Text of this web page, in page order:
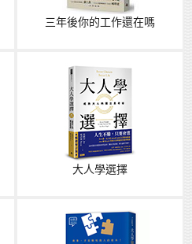
三年後你的工作還在嗎
大人學選擇